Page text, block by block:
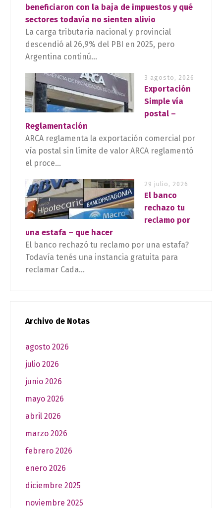
beneficiaron con la baja de impuestos y qué
sectores todavía no sienten alivio
La carga tributaria nacional y provincial
descendió al 26,9% del PBI en 2025, pero
Argentina continú...
3 agosto, 2026
Exportación
Simple vía
postal –
Reglamentación
ARCA reglamenta la exportación comercial por
vía postal sin límite de valor ARCA reglamentó
el proce...
29 julio, 2026
El banco
rechazo tu
reclamo por
una estafa – que hacer
El banco rechazó tu reclamo por una estafa?
Todavía tenés una instancia gratuita para
reclamar Cada...
Archivo de Notas
agosto 2026
julio 2026
junio 2026
mayo 2026
abril 2026
marzo 2026
febrero 2026
enero 2026
diciembre 2025
noviembre 2025